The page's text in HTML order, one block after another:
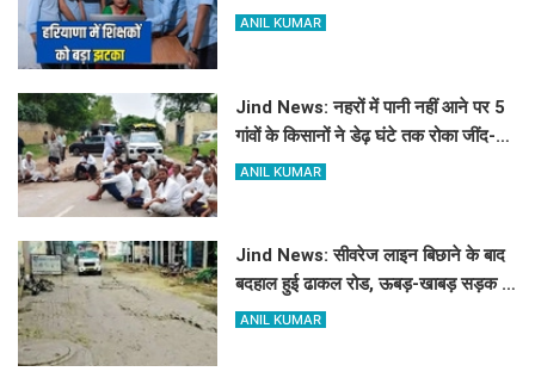
ANIL KUMAR
Jind News: नहरों में पानी नहीं आने पर 5
गांवों के किसानों ने डेढ़ घंटे तक रोका जींद-
सफीदों सड़क मार्ग
ANIL KUMAR
Jind News: सीवरेज लाइन बिछाने के बाद
बदहाल हुई ढाकल रोड, ऊबड़-खाबड़ सड़क से
रोजाना जूझ रहे वाहन चालक
ANIL KUMAR